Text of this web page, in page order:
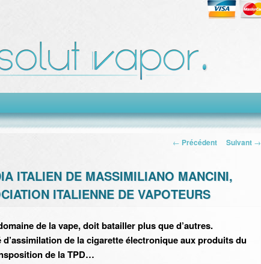
Navigation des
← Précédent Suivant →
ITALIEN DE MASSIMILIANO MANCINI,
ITALIENNE DE VAPOTEURS
de la vape, doit batailler plus que d’autres.
de la cigarette électronique aux produits du
de la TPD…